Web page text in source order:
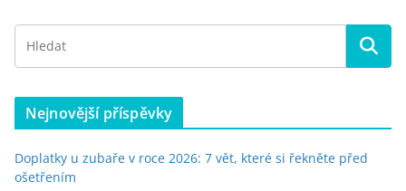
Nejnovější příspěvky
Doplatky u zubaře v roce 2026: 7 vět, které si řekněte před
ošetřením